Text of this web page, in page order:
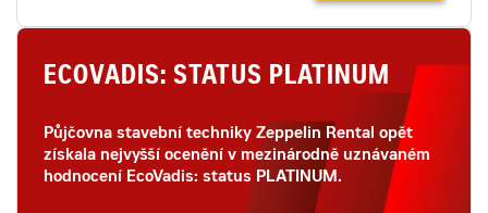
ECOVADIS: STATUS PLATINUM
Půjčovna stavební techniky Zeppelin Rental opět
získala nejvyšší ocenění v mezinárodně uznávaném
hodnocení EcoVadis: status PLATINUM.